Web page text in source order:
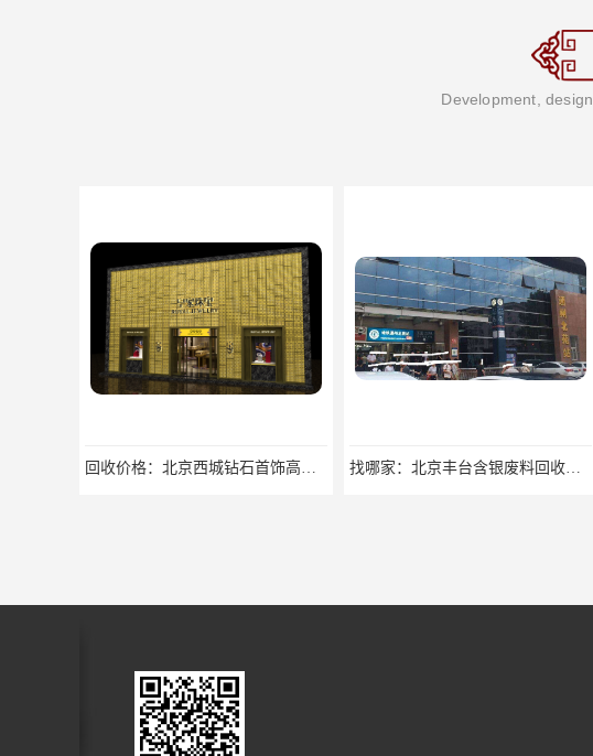
Development,
回收价格：北京西城钻石首饰高价回收，当场结算回收找哪家 找哪家：北京丰台含银废料回收价格咨询